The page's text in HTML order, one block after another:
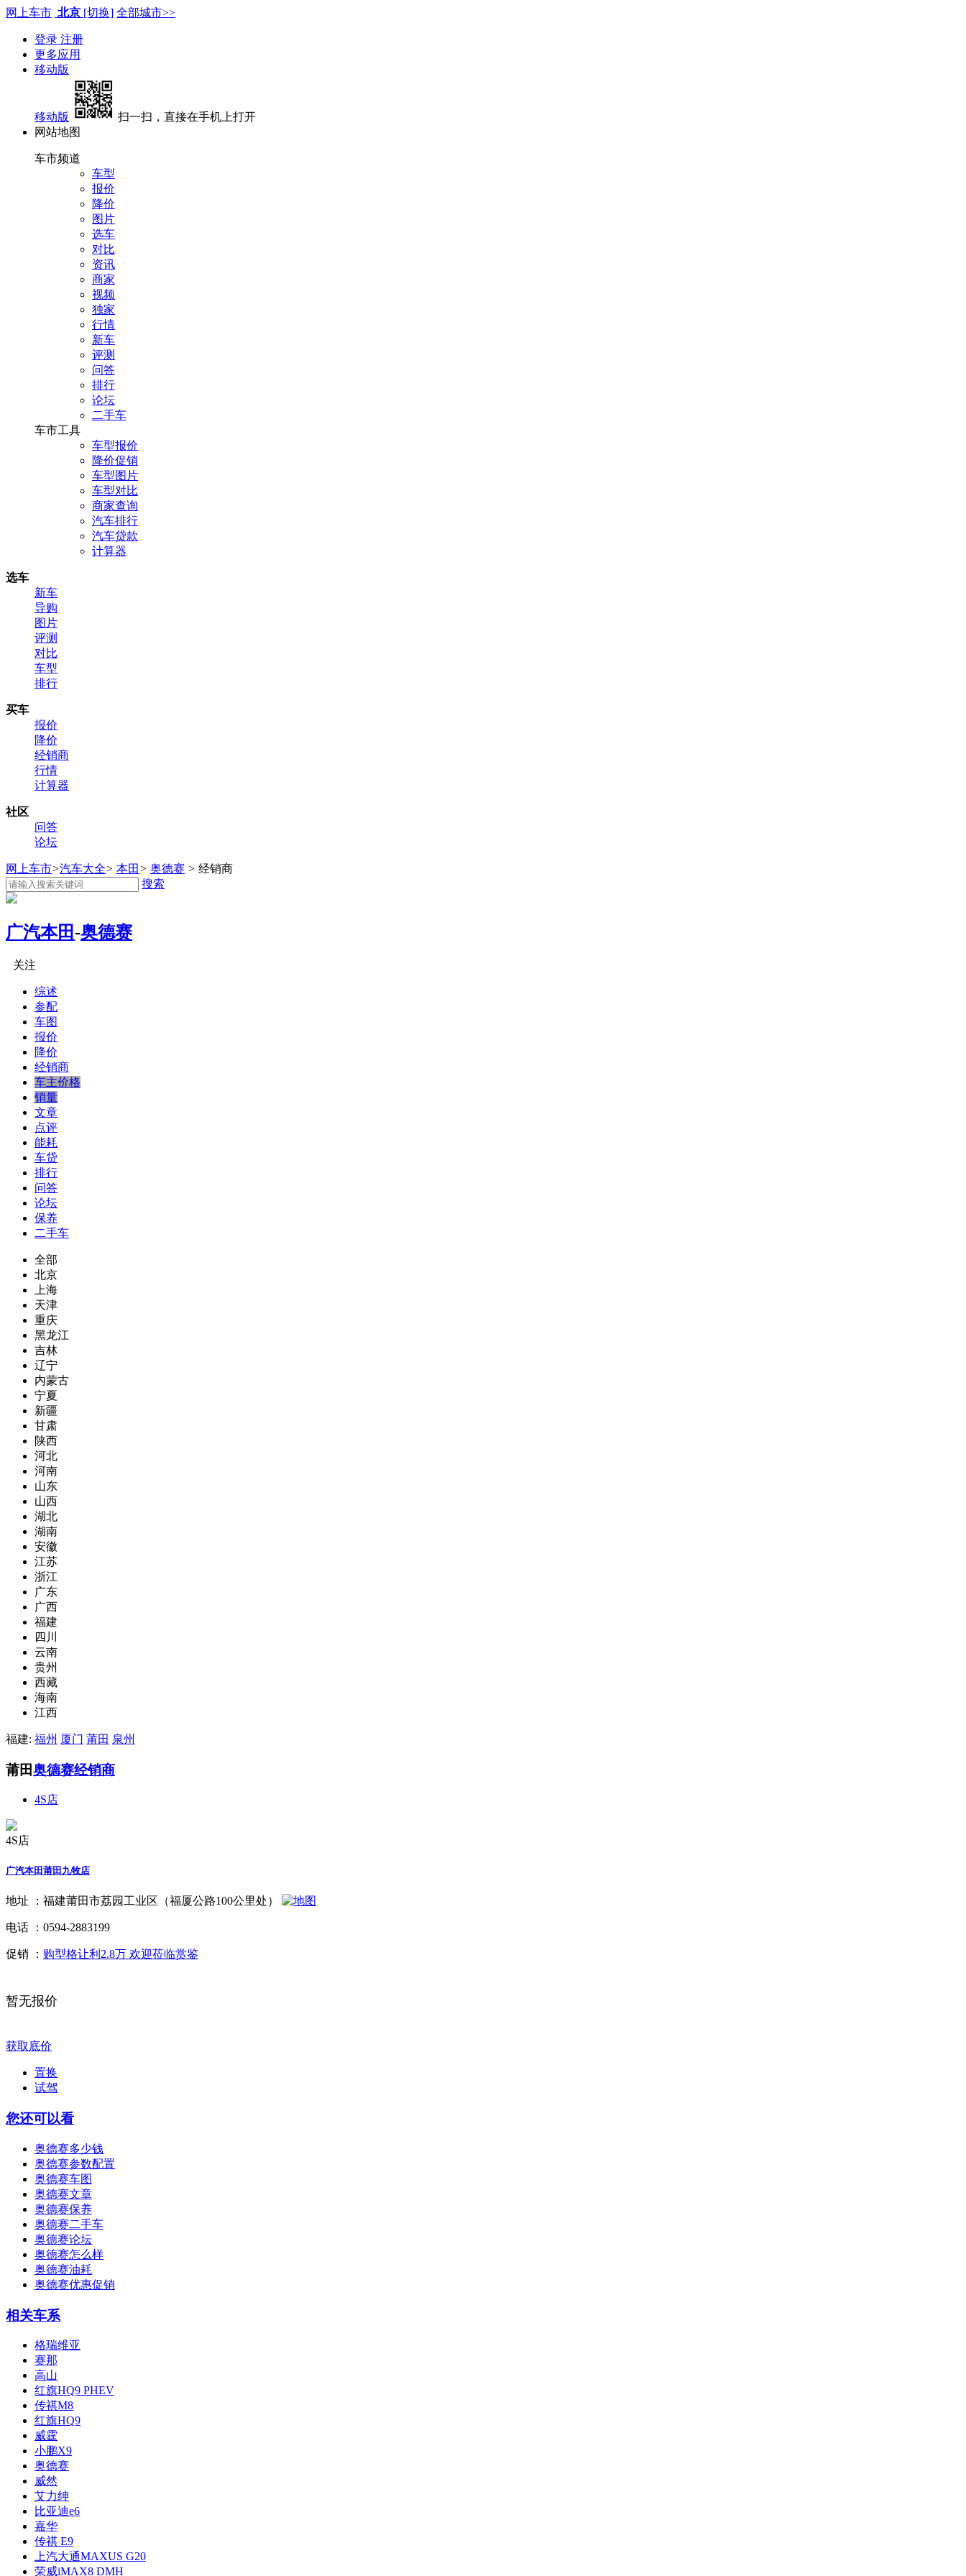
网上车市 北京 [切换] 全部城市>>
登录 注册
更多应用
移动版
移动版
扫一扫，直接在手机上打开
网站地图
车市频道
车型
报价
降价
图片
选车
对比
资讯
商家
视频
独家
行情
新车
评测
问答
排行
论坛
二手车
车市工具
车型报价
降价促销
车型图片
车型对比
商家查询
汽车排行
汽车贷款
计算器
选车
新车
导购
图片
评测
对比
车型
排行
买车
报价
降价
经销商
行情
计算器
社区
问答
论坛
网上车市>汽车大全> 本田 > 奥德赛 > 经销商
搜索
广汽本田-奥德赛
关注
综述
参配
车图
报价
降价
经销商
车主价格
销量
文章
点评
能耗
车贷
排行
问答
论坛
保养
二手车
全部
北京
上海
天津
重庆
黑龙江
吉林
辽宁
内蒙古
宁夏
新疆
甘肃
陕西
河北
河南
山东
山西
湖北
湖南
安徽
江苏
浙江
广东
广西
福建
四川
云南
贵州
西藏
海南
江西
福建: 福州 厦门 莆田 泉州
莆田奥德赛经销商
4S店
4S店
广汽本田莆田九牧店
地址 ： 福建莆田市荔园工业区（福厦公路100公里处）
电话 ： 0594-2883199
促销 ： 购型格让利2.8万 欢迎莅临赏鉴
暂无报价
获取底价
置换
试驾
您还可以看
奥德赛多少钱
奥德赛参数配置
奥德赛车图
奥德赛文章
奥德赛保养
奥德赛二手车
奥德赛论坛
奥德赛怎么样
奥德赛油耗
奥德赛优惠促销
相关车系
格瑞维亚
赛那
高山
红旗HQ9 PHEV
传祺M8
红旗HQ9
威霆
小鹏X9
奥德赛
威然
艾力绅
比亚迪e6
嘉华
传祺 E9
上汽大通MAXUS G20
荣威iMAX8 DMH